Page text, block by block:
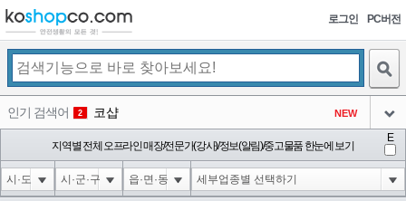
로그인 PC버전
인기 검색어 2 코샵 NEW
3 익스
아이콘
4 1-1); waitfor delay '0:0:15' --
아이콘
지역별 전체 오프라인 매장/전문가(강사)/정보(알림)/중고물품 한눈에 보기
E